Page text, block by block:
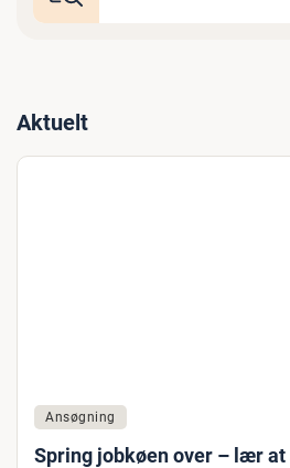
Aktuelt
Ansøgning
Spring jobkøen over – lær at